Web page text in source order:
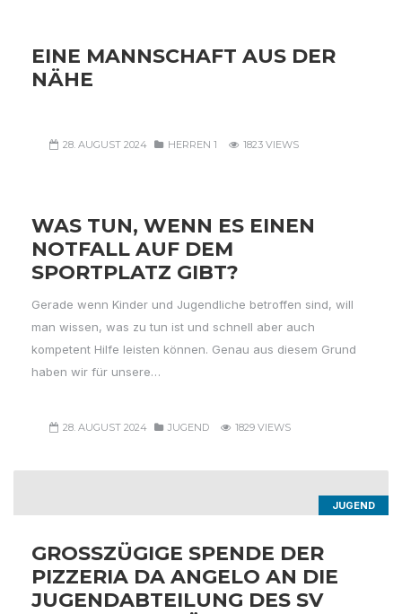
EINE MANNSCHAFT AUS DER
NÄHE
28. AUGUST 2024 HERREN 1 1823 VIEWS
WAS TUN, WENN ES EINEN
NOTFALL AUF DEM
SPORTPLATZ GIBT?
Gerade wenn Kinder und Jugendliche betroffen sind, will
man wissen, was zu tun ist und schnell aber auch
kompetent Hilfe leisten können. Genau aus diesem Grund
haben wir für unsere…
28. AUGUST 2024 JUGEND 1829 VIEWS
JUGEND
GROSSZÜGIGE SPENDE DER P
IZZERIA DA ANGELO AN DIE J
UGENDABTEILUNG DES SV 1